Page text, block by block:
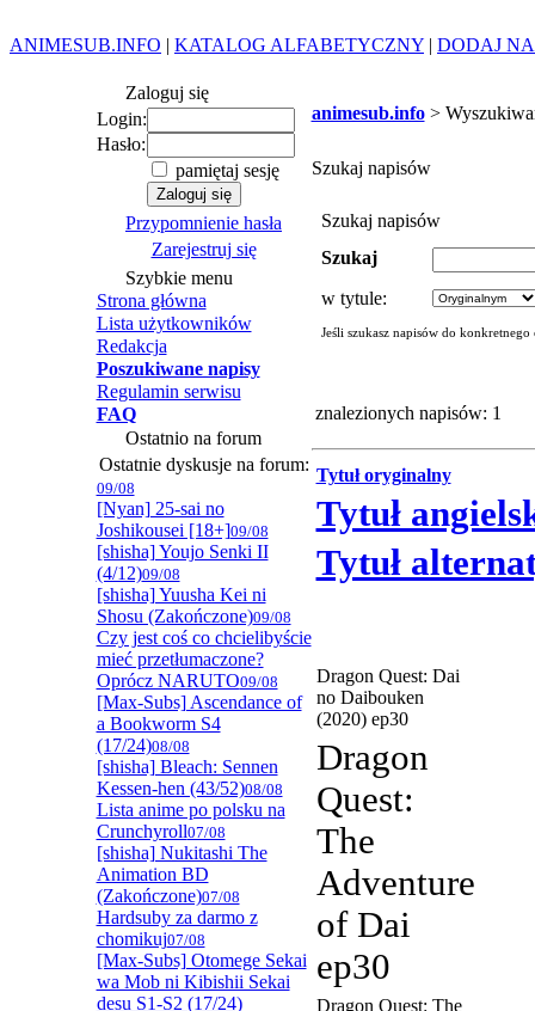
ANIMESUB.INFO | KATALOG ALFABETYCZNY | DODAJ
Zaloguj się
Login:
Hasło:
pamiętaj sesję
Przypomnienie hasła
Zarejestruj się
Szybkie menu
Strona główna
Lista użytkowników
Redakcja
Poszukiwane napisy
Regulamin serwisu
FAQ
Ostatnio na forum
Ostatnie dyskusje na forum:
09/08
[Nyan] 25-sai no
Joshikousei [18+]09/08
[shisha] Youjo Senki II
(4/12)09/08
[shisha] Yuusha Kei ni
Shosu (Zakończone)09/08
Czy jest coś co chcielibyście
mieć przetłumaczone?
Oprócz NARUTO09/08
[Max-Subs] Ascendance of
a Bookworm S4
(17/24)08/08
[shisha] Bleach: Sennen
Kessen-hen (43/52)08/08
Lista anime po polsku na
Crunchyroll07/08
[shisha] Nukitashi The
Animation BD
(Zakończone)07/08
Hardsuby za darmo z
chomikuj07/08
[Max-Subs] Otomege Sekai
wa Mob ni Kibishii Sekai
desu S1-S2 (17/24)
animesub.info>
Szukaj napisów
Szukaj napisów
Szukaj
w tytule:
Jeśli szukasz napisów do
znalezionych napisów: 1
Tytuł oryginalny
Tytuł
Tytuł
Dragon Quest: Dai
no Daibouken
(2020) ep30
Dragon
Quest:
The
Adventure
of Dai
ep30
Dragon Quest: The